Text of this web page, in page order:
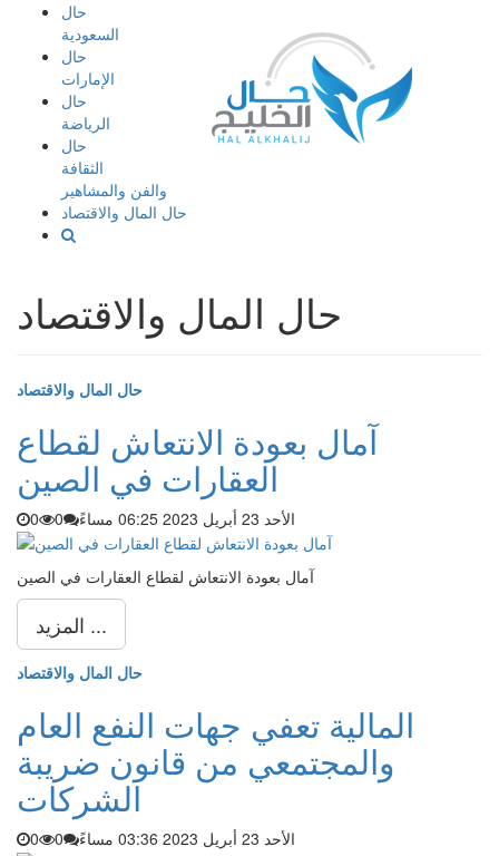
إذهب
المحتوى
حال
السعودية
حال
الإمارات
حال
الرياضة
حال
الثقافة
والفن والمشاهير
حال المال والاقتصاد
حال المال والاقتصاد
حال المال والاقتصاد
آمال بعودة الانتعاش لقطاع
العقارات في الصين
الأحد 23 أبريل 2023 06:25 مساءً 0
0
آمال بعودة الانتعاش لقطاع العقارات في الصين
المزيد ...
حال المال والاقتصاد
المالية تعفي جهات النفع العام
والمجتمعي من قانون ضريبة
الشركات
الأحد 23 أبريل 2023 03:36 مساءً 0
0